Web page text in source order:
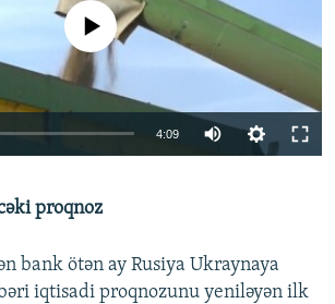
720p 1080p
source currently available
4:09 Auto
720p
proqnoz
bank ötən ay Rusiya Ukraynaya
iqtisadi proqnozunu yeniləyən ilk